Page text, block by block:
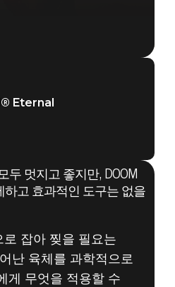
Eternal
두 멋지고 좋지만, DOOM
하고 효과적인 도구는 없을
잡아 찢을 필요는
난 육체를 과학적으로
게 무엇을 적용할 수